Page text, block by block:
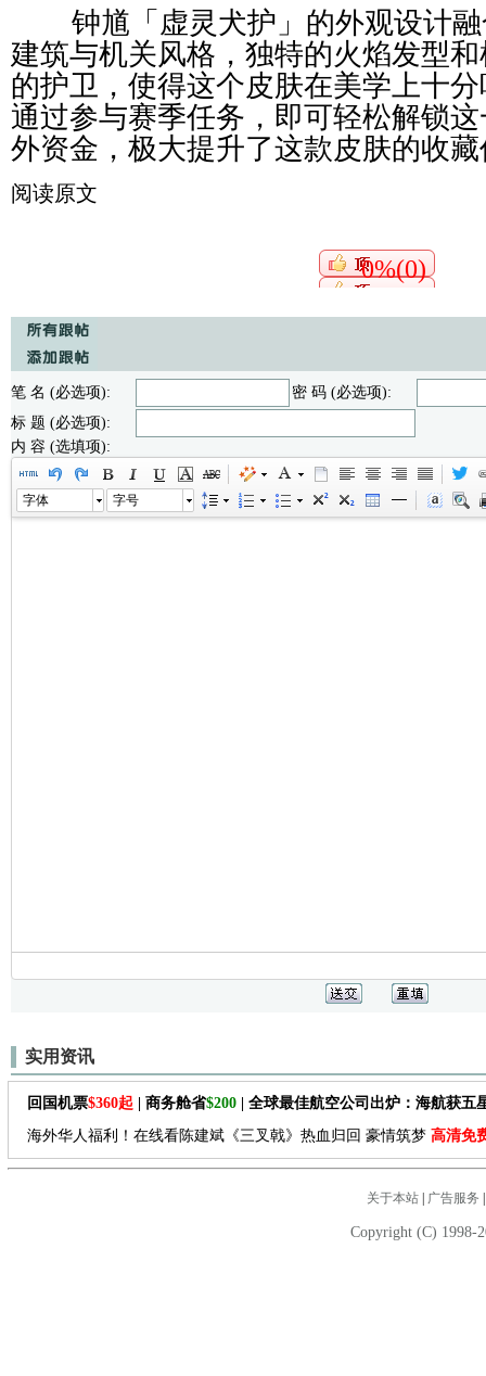
钟馗「虚灵犬护」的外观设计融
建筑与机关风格，独特的火焰发型
的护卫，使得这个皮肤在美学上十
通过参与赛季任务，即可轻松解锁
外资金，极大提升了这款皮肤的收
阅读原文
0%(0)
笔 名 (必选项):
密 码 (必选项):
标 题 (必选项):
内 容 (选填项):
字体 字号
实用资讯
回国机票$360起 | 商务舱省$200 | 全球最佳航空公司出炉：海航获五
海外华人福利！在线看陈建斌《三叉戟》热血归回 豪情筑梦 高清免
关于本站| 广告服务
Copyright (C) 1998-